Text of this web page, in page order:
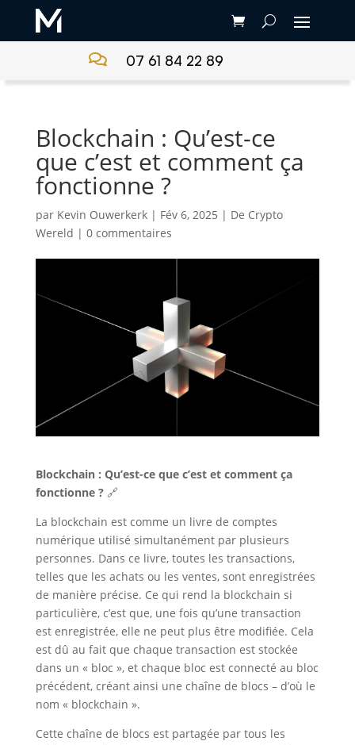
 07 61 84 22 89
Blockchain : Qu’est-ce
que c’est et comment ça
fonctionne ?
par Kevin Ouwerkerk| Fév 6, 2025 | De Crypto
Wereld | 0 commentaires
Blockchain : Qu’est-ce que c’est et comment ça
fonctionne ?🔗
La blockchain est comme un livre de comptes
numérique utilisé simultanément par plusieurs
personnes. Dans ce livre, toutes les transactions,
telles que les achats ou les ventes, sont enregistrées
de manière précise. Ce qui rend la blockchain si
particulière, c’est que, une fois qu’une transaction
est enregistrée, elle ne peut plus être modifiée. Cela
est dû au fait que chaque transaction est stockée
dans un « bloc », et chaque bloc est connecté au bloc
précédent, créant ainsi une chaîne de blocs – d’où le
nom « blockchain ».
Cette chaîne de blocs est partagée par tous les